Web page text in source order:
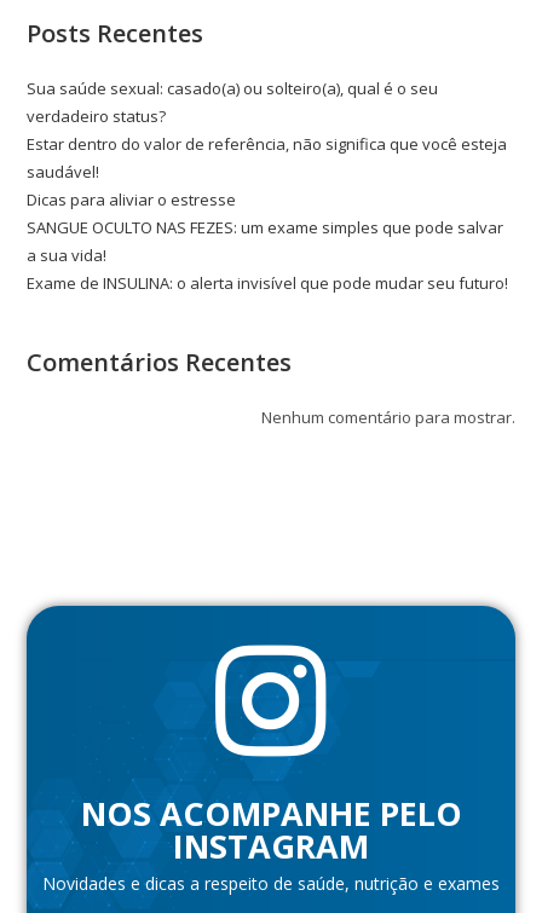
Posts Recentes
Sua saúde sexual: casado(a) ou solteiro(a), qual é o seu
verdadeiro status?
Estar dentro do valor de referência, não significa que você esteja
saudável!
Dicas para aliviar o estresse
SANGUE OCULTO NAS FEZES: um exame simples que pode salvar
a sua vida!
Exame de INSULINA: o alerta invisível que pode mudar seu futuro!
Comentários Recentes
Nenhum comentário para mostrar.
NOS ACOMPANHE PELO
INSTAGRAM
Novidades e dicas a respeito de saúde, nutrição e exames